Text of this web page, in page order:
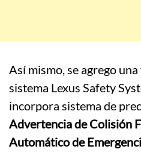
Así mismo, se agrego
sistema Lexus Safety
incorpora sistema de
Advertencia de Colisión
Automático de